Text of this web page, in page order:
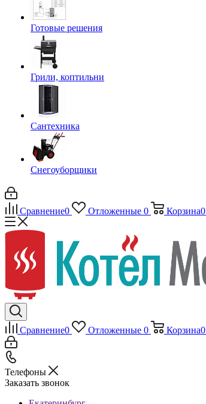
Готовые решения
Грили, коптильни
Сантехника
Снегоуборщики
Сравнение0 Отложенные 0 Корзина0
Сравнение0 Отложенные 0 Корзина0
Телефоны
Заказать звонок